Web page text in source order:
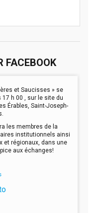
FACEBOOK
et Saucisses » se
h 00 , sur le site du
Érables, Saint-Joseph-
les membres de la
institutionnels ainsi
et régionaux, dans une
aux échanges!